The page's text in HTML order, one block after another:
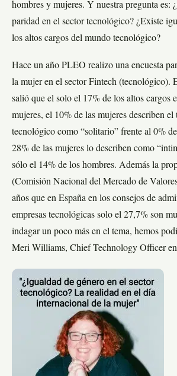
hombres y mujeres. Y nuestra pregunta es:
paridad en el sector tecnológico? ¿Existe
los altos cargos del mundo tecnológico?
Hace un año PLEO realizo una encuesta
la mujer en el sector Fintech (tecnológico).
salió que el solo el 17% de los altos cargos
mujeres, el 10% de las mujeres describen el
tecnológico como “solitario” frente al 0%
28% de las mujeres lo describen como
sólo el 14% de los hombres. Además la
(Comisión Nacional del Mercado de
años que en España en los consejos de
empresas tecnológicas solo el 27,7% son
indagar un poco más en el tema, hemos
Meri Williams, Chief Technology Officer